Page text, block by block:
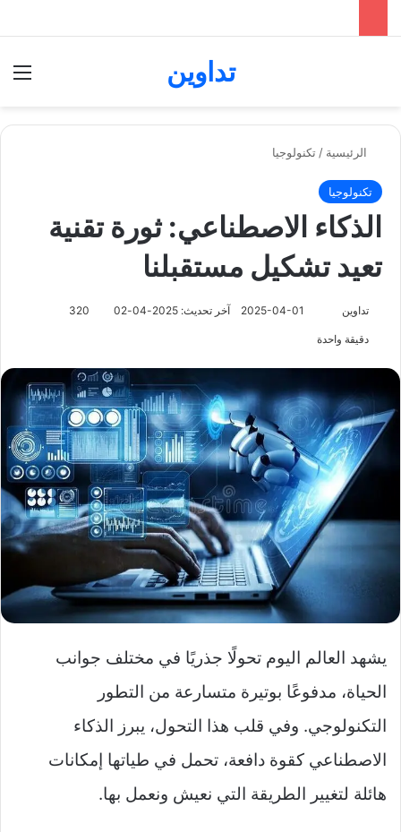
تداوين
الرئيسية / تكنولوجيا
تكنولوجيا
الذكاء الاصطناعي: ثورة تقنية
تعيد تشكيل مستقبلنا
تداوين 2025-04-01 آخر تحديث: 2025-04-02 320
دقيقة واحدة
يشهد العالم اليوم تحولًا جذريًا في مختلف جوانب
الحياة، مدفوعًا بوتيرة متسارعة من التطور
التكنولوجي. وفي قلب هذا التحول، يبرز الذكاء
الاصطناعي كقوة دافعة، تحمل في طياتها إمكانات
هائلة لتغيير الطريقة التي نعيش ونعمل بها.